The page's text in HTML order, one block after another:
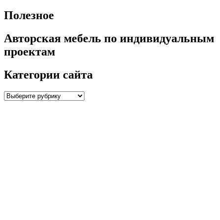
Полезное
Авторская мебель по индивидуальным
проектам
Категории сайта
Категории